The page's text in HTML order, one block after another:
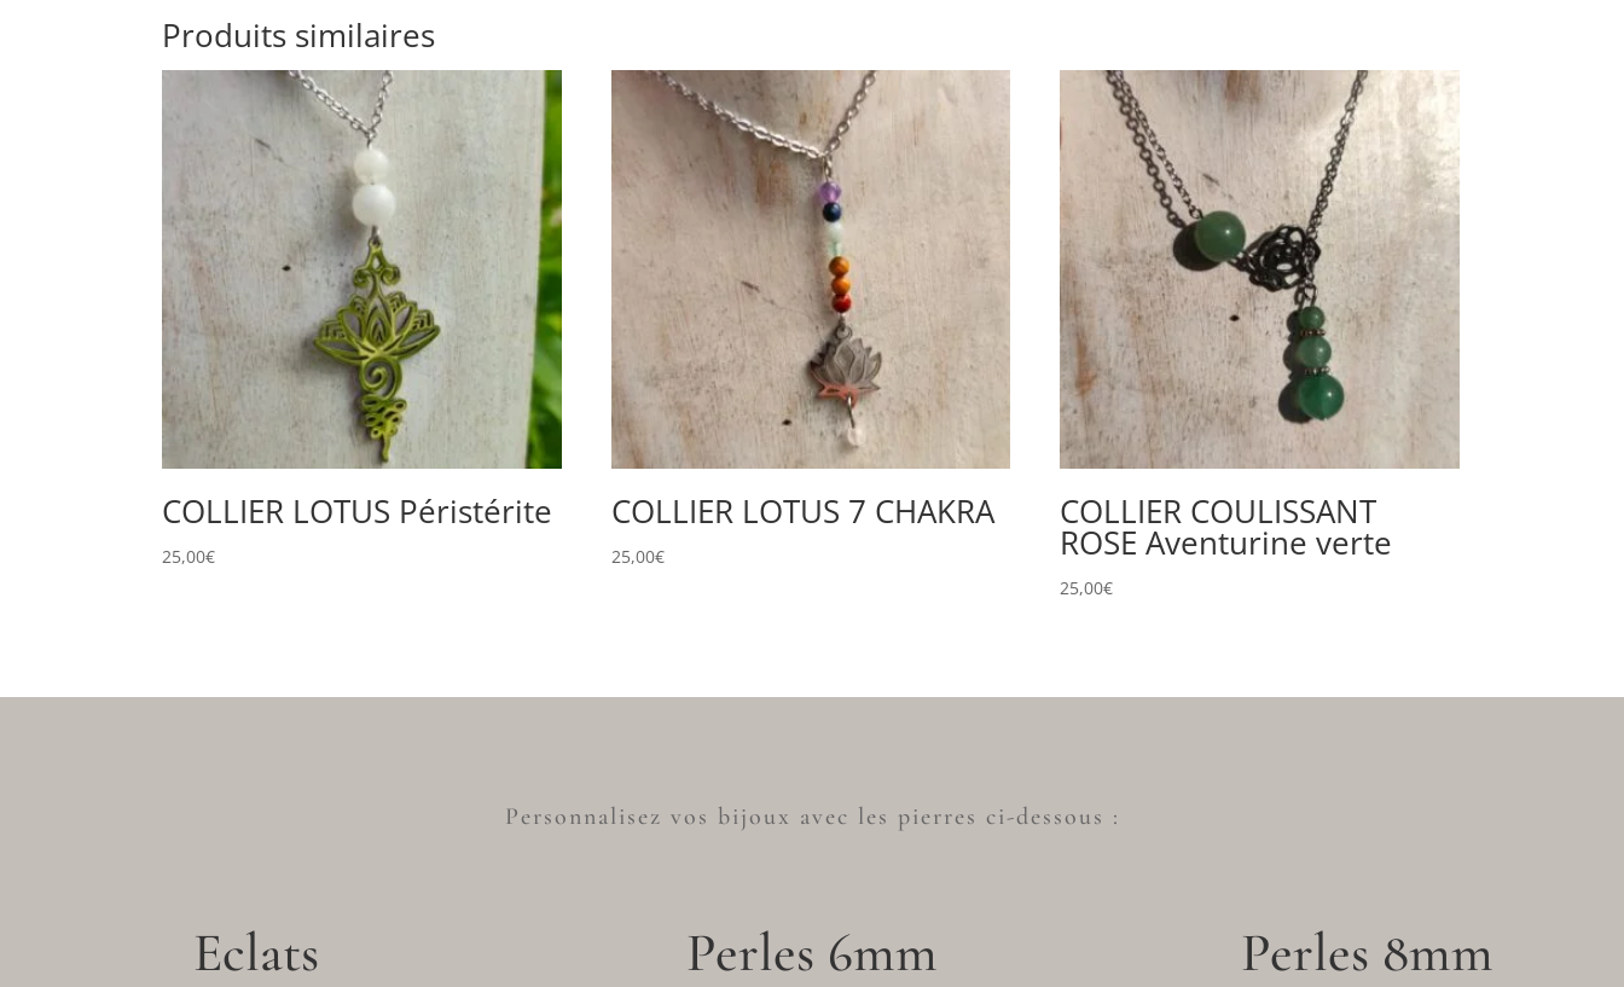
Produits similaires
COLLIER LOTUS Péristérite
25,00€
COLLIER LOTUS 7 CHAKRA
25,00€
COLLIER COULISSANT
ROSE Aventurine verte
25,00€
Personnalisez vos bijoux avec les pierres ci-dessous :
Eclats Perles 6mm Perles 8mm